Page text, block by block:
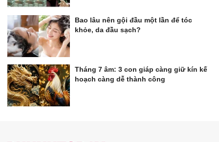
Bao lâu nên gội đầu một lần để tóc
khỏe, da đầu sạch?
Tháng 7 âm: 3 con giáp càng giữ kín kế
hoạch càng dễ thành công